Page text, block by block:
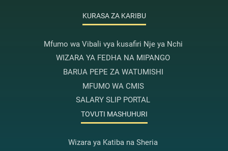
KURASA ZA KARIBU
Mfumo wa Vibali vya kusafiri Nje ya Nchi
WIZARA YA FEDHA NA MIPANGO
BARUA PEPE ZA WATUMISHI
MFUMO WA CMIS
SALARY SLIP PORTAL
TOVUTI MASHUHURI
Wizara ya Katiba na Sheria